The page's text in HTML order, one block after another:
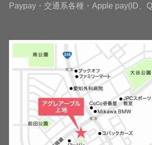
Paypay・交通系各種・Apple pay(ID、